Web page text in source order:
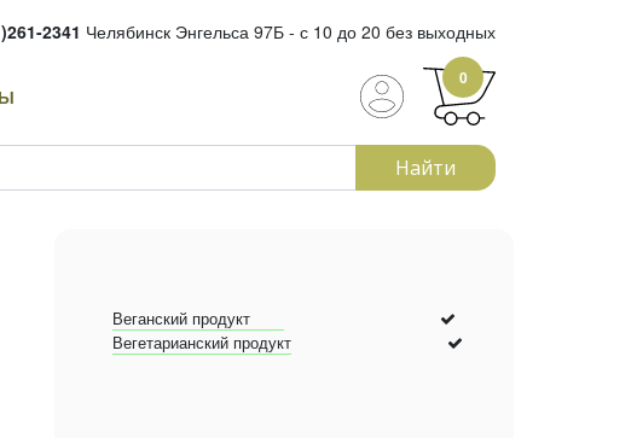
2341 Челябинск Энгельса 97Б - с 10 до 20 без выходных
0
Найти
Веганский продукт
Вегетарианский продукт